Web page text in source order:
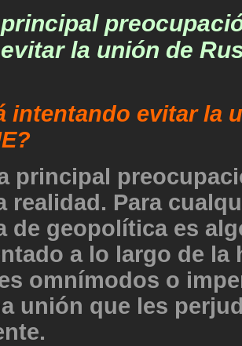
evitar la unión de
intentando evitar la
principal
realidad. Para
de geopolítica es
a lo largo de
omnímodos o
unión que les